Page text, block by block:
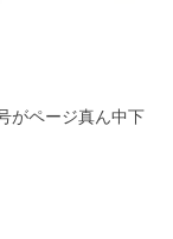
がページ真ん中下